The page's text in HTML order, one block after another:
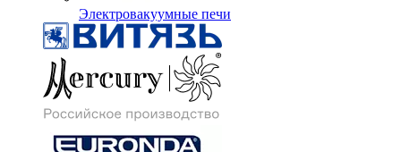
Электровакуумные печи